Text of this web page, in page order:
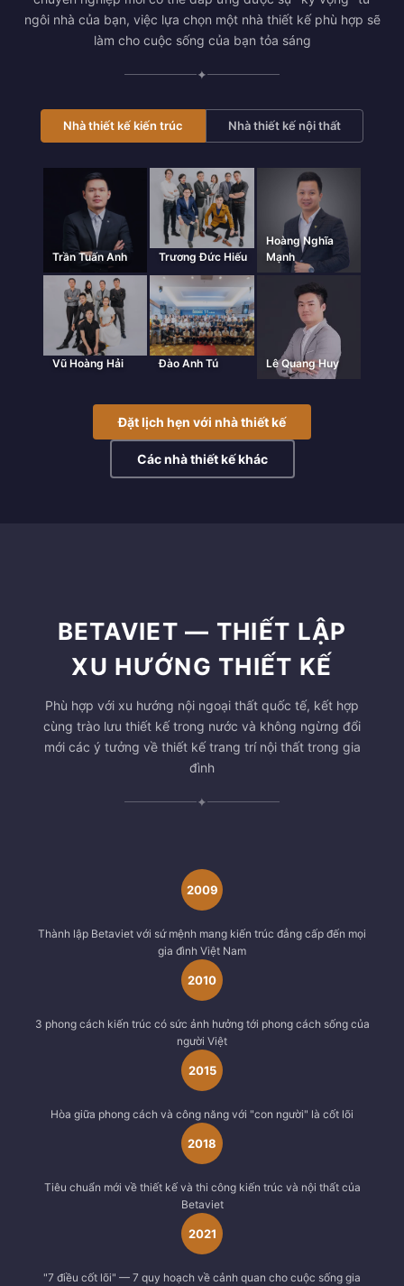
ngôi nhà của bạn, việc lựa chọn một nhà thiết kế phù hợp sẽ
làm cho cuộc sống của bạn tỏa sáng
✦
Nhà thiết kế kiến trúc Nhà thiết kế nội thất
Trần Tuấn Anh Trương Đức Hiếu
Hoàng Nghĩa
Mạnh
Vũ Hoàng Hải Đào Anh Tú Lê Quang Huy
Đặt lịch hẹn với nhà thiết kế
Các nhà thiết kế khác
BETAVIET — THIẾT LẬP
XU HƯỚNG THIẾT KẾ
Phù hợp với xu hướng nội ngoại thất quốc tế, kết hợp
cùng trào lưu thiết kế trong nước và không ngừng đổi
mới các ý tưởng về thiết kế trang trí nội thất trong gia
đình
✦
2009
Thành lập Betaviet với sứ mệnh mang kiến trúc đẳng cấp đến mọi
gia đình Việt Nam
2010
3 phong cách kiến trúc có sức ảnh hưởng tới phong cách sống của
người Việt
2015
Hòa giữa phong cách và công năng với "con người" là cốt lõi
2018
Tiêu chuẩn mới về thiết kế và thi công kiến trúc và nội thất của
Betaviet
2021
"7 điều cốt lõi" — 7 quy hoạch về cảnh quan cho cuộc sống gia